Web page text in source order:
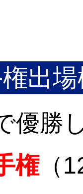
出
優勝
権（